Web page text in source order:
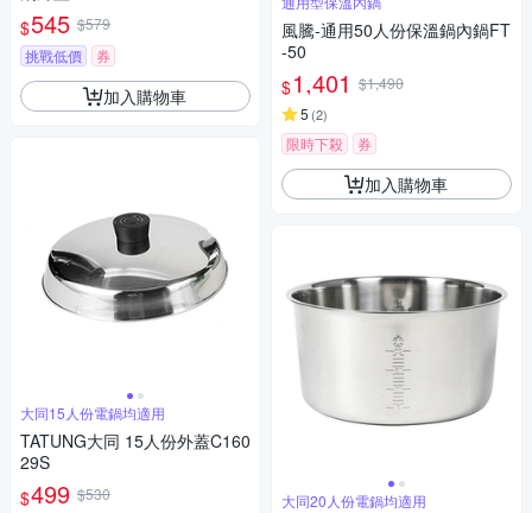
$545 $579
挑戰低價
券
加入購物車
大同15人份電鍋均適用
TATUNG大同 15人份外蓋C160
29S
$499 $530
風騰-通用50人份保溫鍋內鍋FT
-50
$1,401 $1,490
5 (2)
限時下殺 券
加入購物車
大同20人份電鍋均適用